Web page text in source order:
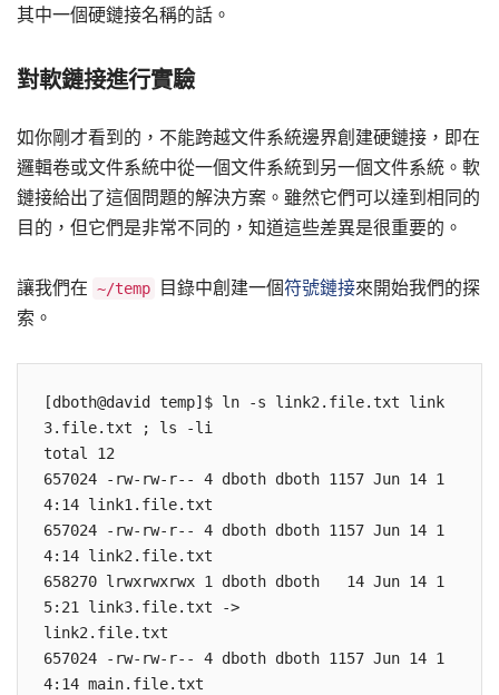
其中一個硬鏈接名稱的話。
對軟鏈接進行實驗
如你剛才看到的，不能跨越文件系統邊界創建硬鏈接，即在
邏輯卷或文件系統中從一個文件系統到另一個文件系統。軟
鏈接給出了這個問題的解決方案。雖然它們可以達到相同的
目的，但它們是非常不同的，知道這些差異是很重要的。
讓我們在 ~/temp 目錄中創建一個符號鏈接來開始我們的探
索。
[dboth@david temp]$ ln -s link2.file.txt link
3.file.txt ; ls -li
total 12
657024 -rw-rw-r-- 4 dboth dboth 1157 Jun 14 1
4:14 link1.file.txt
657024 -rw-rw-r-- 4 dboth dboth 1157 Jun 14 1
4:14 link2.file.txt
658270 lrwxrwxrwx 1 dboth dboth   14 Jun 14 1
5:21 link3.file.txt ->
link2.file.txt
657024 -rw-rw-r-- 4 dboth dboth 1157 Jun 14 1
4:14 main.file.txt